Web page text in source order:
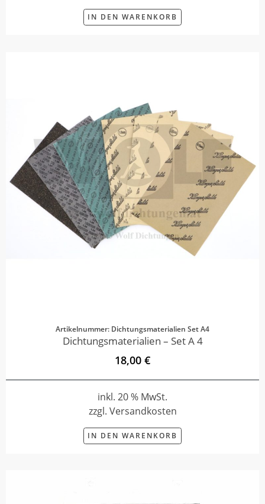
IN DEN WARENKORB
Artikelnummer: Dichtungsmaterialien Set A4
Dichtungsmaterialien – Set A 4
18,00 €
inkl. 20 % MwSt.
zzgl. Versandkosten
IN DEN WARENKORB